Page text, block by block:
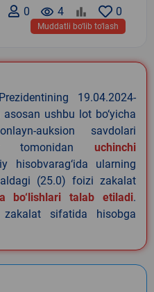
0
remove_red_eye 4
0
Muddatli bo‘lib to‘lash
19.04.2024-
ushbu lot bo‘yicha
auksion savdolari
tomonidan uchinchi
hisobvarag‘ida ularning
(25.0) foizi zakalat
bo‘lishlari talab etiladi.
zakalat sifatida hisobga